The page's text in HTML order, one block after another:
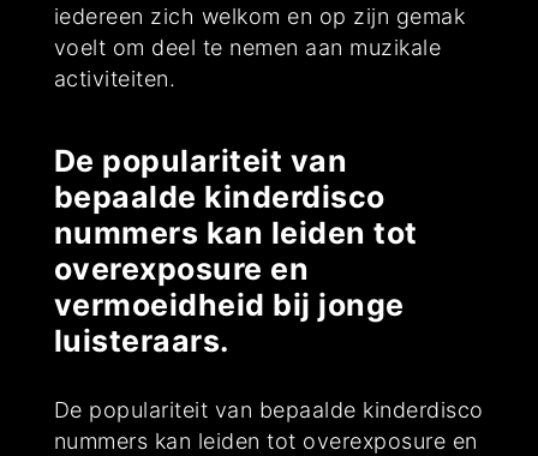
iedereen zich welkom en op zijn gemak
voelt om deel te nemen aan muzikale
activiteiten.
De populariteit van
bepaalde kinderdisco
nummers kan leiden tot
overexposure en
vermoeidheid bij jonge
luisteraars.
De populariteit van bepaalde kinderdisco
nummers kan leiden tot overexposure en